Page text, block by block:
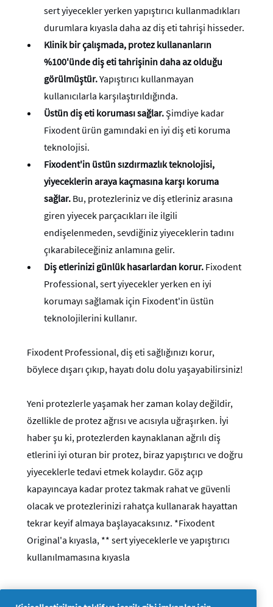
sert yiyecekler yerken yapıştırıcı kullanmadıkları
durumlara kıyasla daha az diş eti tahrişi hisseder.
Klinik bir çalışmada, protez kullananların
%100'ünde diş eti tahrişinin daha az olduğu
görülmüştür.Yapıştırıcı kullanmayan
kullanıcılarla karşılaştırıldığında.
Üstün diş eti koruması sağlar.Şimdiye kadar
Fixodent ürün gamındaki en iyi diş eti koruma
teknolojisi.
Fixodent'in üstün sızdırmazlık teknolojisi,
yiyeceklerin araya kaçmasına karşı koruma
sağlar. Bu, protezleriniz ve diş etleriniz arasına
giren yiyecek parçacıkları ile ilgili
endişelenmeden, sevdiğiniz yiyeceklerin tadını
çıkarabileceğiniz anlamına gelir.
Diş etlerinizi günlük hasarlardan korur. Fixodent
Professional, sert yiyecekler yerken en iyi
korumayı sağlamak için Fixodent'in üstün
teknolojilerini kullanır.
Fixodent Professional, diş eti sağlığınızı korur,
böylece dışarı çıkıp, hayatı dolu dolu yaşayabilirsiniz!
Yeni protezlerle yaşamak her zaman kolay değildir,
özellikle de protez ağrısı ve acısıyla uğraşırken. İyi
haber şu ki, protezlerden kaynaklanan ağrılı diş
etlerini iyi oturan bir protez, biraz yapıştırıcı ve doğru
yiyeceklerle tedavi etmek kolaydır. Göz açıp
kapayıncaya kadar protez takmak rahat ve güvenli
olacak ve protezlerinizi rahatça kullanarak hayattan
tekrar keyif almaya başlayacaksınız. *Fixodent
Original'a kıyasla, ** sert yiyeceklerle ve yapıştırıcı
kullanılmamasına kıyasla